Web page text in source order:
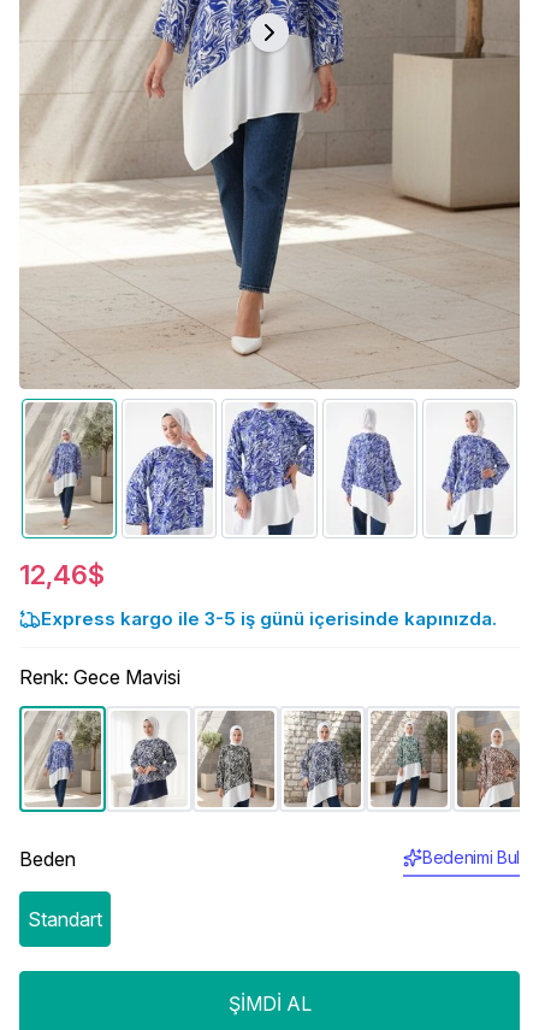
12,46$
Express kargo ile 3-5 iş günü içerisinde kapınızda.
Renk: Gece Mavisi
Beden Bedenimi Bul
Standart
ŞIMDI AL